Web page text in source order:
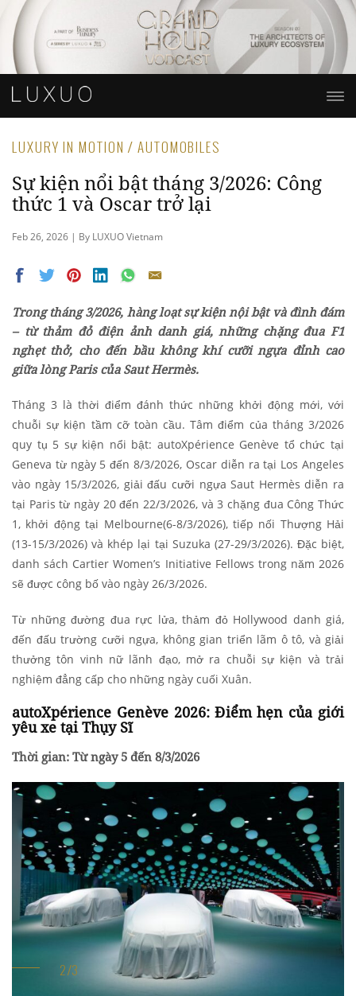
LUXURY IN MOTION / AUTOMOBILES
Sự kiện nổi bật tháng 3/2026: Công
thức 1 và Oscar trở lại
Feb 26, 2026 | By LUXUO Vietnam
Trong tháng 3/2026, hàng loạt sự kiện nội bật và đình đám
– từ thảm đỏ điện ảnh danh giá, những chặng đua F1
nghẹt thở, cho đến bầu không khí cưỡi ngựa đỉnh cao
giữa lòng Paris của Saut Hermès.
Tháng 3 là thời điểm đánh thức những khởi động mới, với
chuỗi sự kiện tầm cỡ toàn cầu. Tâm điểm của tháng 3/2026
quy tụ 5 sự kiện nổi bật: autoXpérience Genève tổ chức tại
Geneva từ ngày 5 đến 8/3/2026, Oscar diễn ra tại Los Angeles
vào ngày 15/3/2026, giải đấu cưỡi ngựa Saut Hermès diễn ra
tại Paris từ ngày 20 đến 22/3/2026, và 3 chặng đua Công Thức
1, khởi động tại Melbourne(6-8/3/2026), tiếp nối Thượng Hải
(13-15/3/2026) và khép lại tại Suzuka (27-29/3/2026). Đặc biệt,
danh sách Cartier Women’s Initiative Fellows trong năm 2026
sẽ được công bố vào ngày 26/3/2026.
Từ những đường đua rực lửa, thảm đỏ Hollywood danh giá,
đến đấu trường cưỡi ngựa, không gian triển lãm ô tô, và giải
thưởng tôn vinh nữ lãnh đạo, mở ra chuỗi sự kiện và trải
nghiệm đẳng cấp cho những ngày cuối Xuân.
autoXpérience Genève 2026: Điểm hẹn của giới
yêu xe tại Thụy Sĩ
Thời gian: Từ ngày 5 đến 8/3/2026